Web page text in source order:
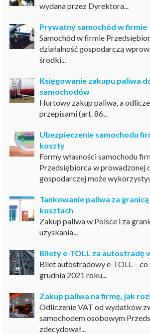
wydana przez Dyrektora...
Prywatny samochód w firmie
Samochód w firmie
działalność gospodarczą
środki...
Księgowanie zakupu paliwa
samochodów
Hurtowy zakup paliwa, a
przepisami (art. 86...
Ubezpieczenie samochodu
koszty
Formy własności samochodu
Przedsiębiorca w prowadzonej
gospodarczej może
Tankowanie paliwa za
kosztach
Zakup paliwa w Polsce i za
uzyskania...
Bilety e-TOLL za autostradę
Bilet autostradowy e-TOLL – co
grudnia 2021 roku...
Zakup paliwa na firmę, jak
Odliczenie VAT od wydatków
samochodem osobowym
zdecydował...